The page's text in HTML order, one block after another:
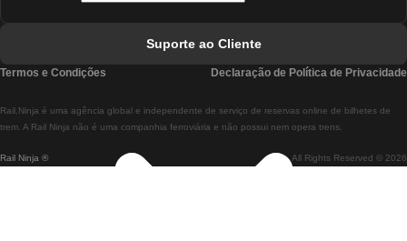
Comboios De Lisboa A Braga
Comboios De Braga A Lisboa
Rail Ninja ® All Rights Reserved © 2026
Rail.Ninja é uma agência global e independente de serviço de reservas online de bilhetes de
trem. A Rail Ninja não é uma companhia ferroviária e não possui nem opera trens.
Suporte ao Cliente
Termos e Condições Declaração de Política de Privacidade